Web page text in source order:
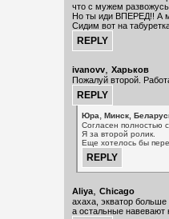
что с мужем
Но ты иди ВПЕРЕД!! А
Сидим вот на
ivanovv, Харьков
Пожалуй второй.
Юра, Минск,
Согласен полностью
Я за второй ролик.
Еще хотелось бы
Aliya, Chicago
ахаха, экватор больше
а остальные навевают